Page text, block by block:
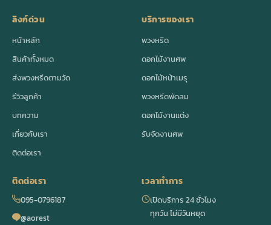
ลิงก์ด่วน
หน้าหลัก
สินค้าทั้งหมด
ส่งพวงหรีดตามวัด
รีวิวลูกค้า
บทความ
เกี่ยวกับเรา
ติดต่อเรา
บริการของเรา
พวงหรีด
ดอกไม้งานศพ
ดอกไม้หน้าเมรุ
พวงหรีดพัดลม
ดอกไม้งานแต่ง
รับจัดงานศพ
ติดต่อเรา
095-0796187
@aorest
เวลาทำการ
เปิดบริการ 24 ชั่วโมง
ทุกวัน ไม่มีวันหยุด